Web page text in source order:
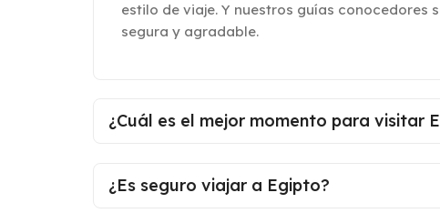
estilo de viaje. Y nuestros guías conocedores
segura y agradable.
¿Cuál es el mejor momento para visitar
¿Es seguro viajar a Egipto?